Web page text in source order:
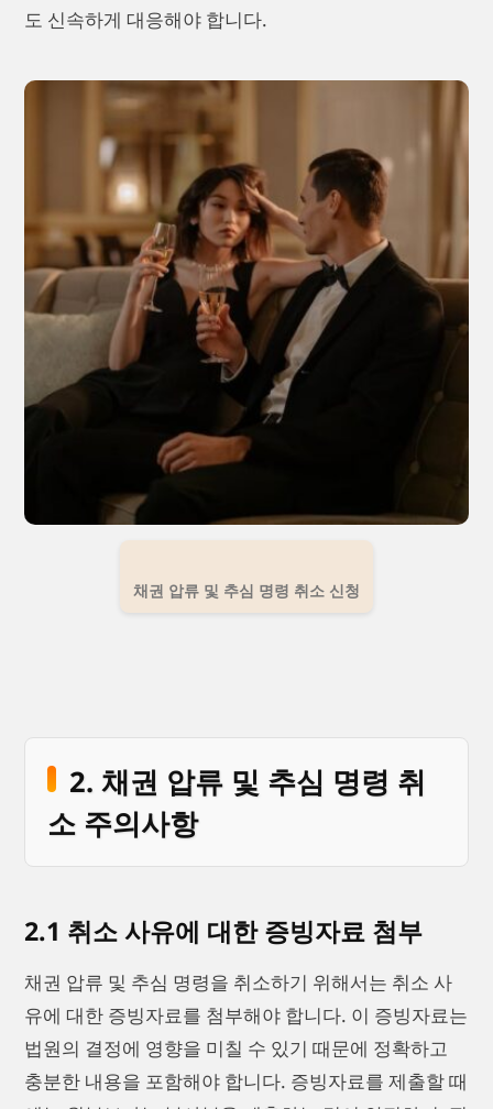
도 신속하게 대응해야 합니다.
채권 압류 및 추심 명령 취소 신청
2. 채권 압류 및 추심 명령 취
소 주의사항
2.1 취소 사유에 대한 증빙자료 첨부
채권 압류 및 추심 명령을 취소하기 위해서는 취소 사
유에 대한 증빙자료를 첨부해야 합니다. 이 증빙자료는
법원의 결정에 영향을 미칠 수 있기 때문에 정확하고
충분한 내용을 포함해야 합니다. 증빙자료를 제출할 때